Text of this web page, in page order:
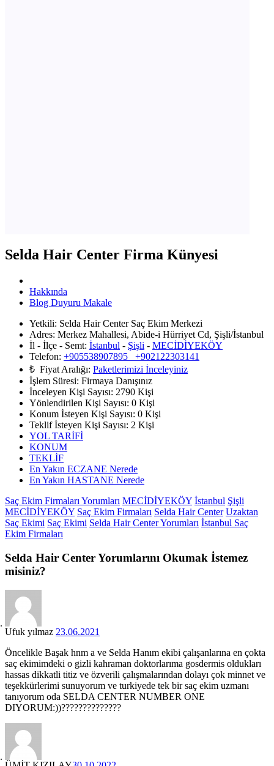
Selda Hair Center Firma Künyesi
Hakkında
Blog Duyuru Makale
Yetkili: Selda Hair Center Saç Ekim Merkezi
Adres: Merkez Mahallesi, Abide-i Hürriyet Cd, Şişli/İstanbul
İl - İlçe - Semt: İstanbul - Şişli - MECİDİYEKÖY
Telefon: +905538907895 +902122303141
₺ Fiyat Aralığı: Paketlerimizi İnceleyiniz
İşlem Süresi: Firmaya Danışınız
İnceleyen Kişi Sayısı: 2790 Kişi
Yönlendirilen Kişi Sayısı: 0 Kişi
Konum İsteyen Kişi Sayısı: 0 Kişi
Teklif İsteyen Kişi Sayısı: 2 Kişi
YOL TARİFİ
KONUM
TEKLİF
En Yakın ECZANE Nerede
En Yakın HASTANE Nerede
Saç Ekim Firmaları Yorumları MECİDİYEKÖY İstanbul Şişli
MECİDİYEKÖY Saç Ekim Firmaları Selda Hair Center Uzaktan
Saç Ekimi Saç Ekimi Selda Hair Center Yorumları İstanbul Saç
Ekim Firmaları
Selda Hair CenterYorumlarını Okumak İstemez
misiniz?
Ufuk yılmaz 23.06.2021
Öncelikle Başak hnm a ve Selda Hanım ekibi çalışanlarına en çokta
saç ekimimdeki o gizli kahraman doktorlarıma gosdermis oldukları
hassas dikkatli titiz ve özverili çalışmalarından dolayı çok minnet ve
teşekkürlerimi sunuyorum ve turkiyede tek bir saç ekim uzmanı
tanıyorum oda SELDA CENTER NUMBER ONE
DIYORUM:))??????????????